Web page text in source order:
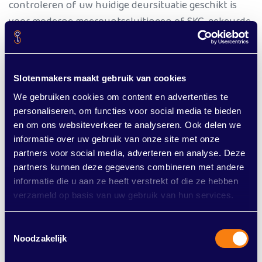
Slotenmakers maakt gebruik van cookies
We gebruiken cookies om content en advertenties te
personaliseren, om functies voor social media te bieden
en om ons websiteverkeer te analyseren. Ook delen we
informatie over uw gebruik van onze site met onze
partners voor social media, adverteren en analyse. Deze
partners kunnen deze gegevens combineren met andere
informatie die u aan ze heeft verstrekt of die ze hebben
verzameld op basis van uw gebruik van hun services.
Noodzakelijk
controleren of uw huidige deursituatie geschikt is
voor moderne meerpuntssluitingen of SKG-gekeurde
cilinders, die significant betere bescherming bieden
tegen inbraak. Slotenmakers Noord-Nederland werkt
met hoogwaardige producten en zorgt ervoor dat uw
woning in Groningen optimaal beschermd wordt.
Slotenspecialist in Groningen
Het vervangen van sloten na verhuizing is geen
overbodige luxe, maar een belangrijke stap in het
veilig maken van uw nieuwe thuis. Slotenmakers
Noord-Nederland heeft jarenlange ervaring met het
Wij komen snel bij u langs, geven professioneel advies
en zorgen ervoor dat uw sloten volgens de hoogste